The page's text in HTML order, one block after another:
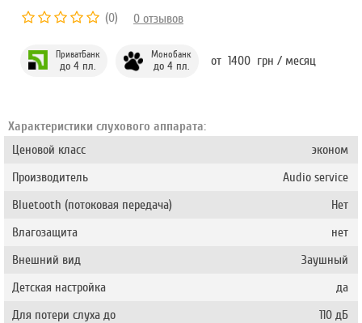
(0) 0 отзывов
ПриватБанк
до 4 пл.
Монобанк
до 4 пл. от 1400 грн / месяц
Характеристики слухового аппарата:
Ценовой класс
эконом
Производитель
Audio service
Bluetooth (потоковая передача)
Нет
Влагозащита
нет
Внешний вид
Заушный
Детская настройка
да
Для потери слуха до
110 дБ